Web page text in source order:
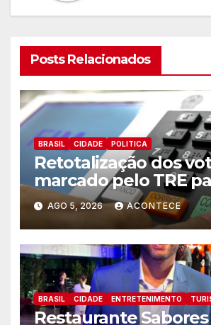
Posts Relacionados
BRASIL CIDADE POLITICA
Retotalização dos
marcado pelo TRE
agosto
AGO 5, 2026 ACONTECE
BRASIL CIDADE ENTRETENIMENTO
Restaurante